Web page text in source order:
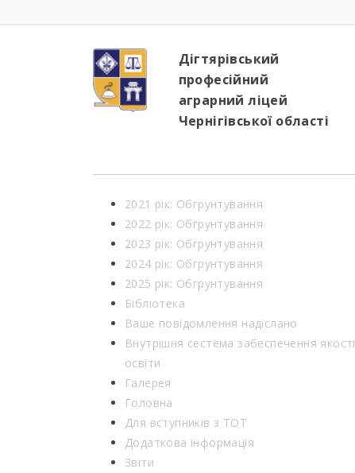
Дігтярівський
професійний
аграрний ліцей
Чернігівської області
2021 рік: Обгрунтування
2022 рік: Обгрунтування
2023 рік: Обгрунтування
2024 рік: Обгрунтування
2025 рік: Обгрунтування
Бібліотека
Ваше повідомлення надіслано
Внутрішня сестема забеспечення якості
освіти
Галерея
Головна
Для вступників з ТОТ
Додаткова інформація
Звіти